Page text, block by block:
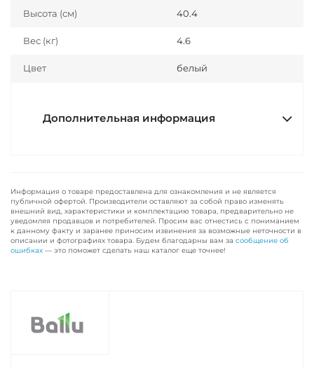
Высота (см) 40.4
Вес (кг) 4.6
Цвет белый
Дополнительная информация
Информация о товаре предоставлена для ознакомления и не является
публичной офертой. Производители оставляют за собой право изменять
внешний вид, характеристики и комплектацию товара, предварительно не
уведомляя продавцов и потребителей. Просим вас отнестись с пониманием
к данному факту и заранее приносим извинения за возможные неточности в
описании и фотографиях товара. Будем благодарны вам за сообщение об
ошибках — это поможет сделать наш каталог еще точнее!